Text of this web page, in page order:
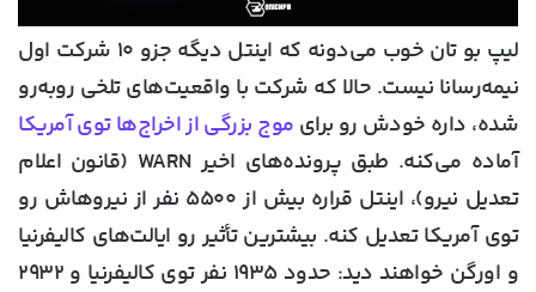
لیپ بو تان خوب می‌دونه که اینتل دیگه جزو ۱۰ شرکت اول
نیمه‌رسانا نیست. حالا که شرکت با واقعیت‌های تلخی روبه‌رو
شده، داره خودش رو برای موج بزرگی از اخراج‌ها توی آمریکا
آماده می‌کنه. طبق پرونده‌های اخیر WARN (قانون اعلام
تعدیل نیرو)، اینتل قراره بیش از ۵۵۰۰ نفر از نیروهاش رو
توی آمریکا تعدیل کنه. بیشترین تأثیر رو ایالت‌های کالیفرنیا
و اورگن خواهند دید: حدود ۱۹۳۵ نفر توی کالیفرنیا و ۲۹۳۲